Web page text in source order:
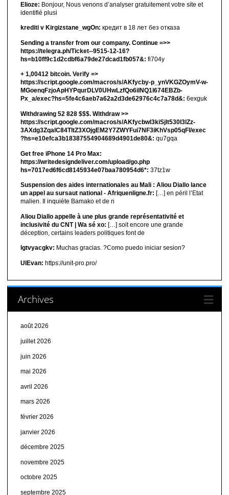
Elioze: Bonjour, Nous venons d’analyser gratuitement votre site et
identifié plusi
krediti v Kirgizstane_wgOn: кредит в 18 лет без отказа
Sending a transfer from our company. Continue =>>
https://telegra.ph/Ticket--9515-12-16?
hs=b10ff9c1d2cdbf6a79de27dcad1fb057&: fi704y
+ 1,00412 bitсоin. Verify =>
https://script.google.com/macros/s/AKfycby-p_ynVKGZOymV-w-
MGoenqFzjoApHYPqurDLV0UHwLzfQo6ilNQ1l674EBZb-
Px_a/exec?hs=5fe4c6aeb7a62a2d3de62976c4c7a78d&: 6exguk
Withdrawing 52 828 $$$. Withdrаw >>
https://script.google.com/macros/s/AKfycbwl3kiSjlt530I3lZz-
3AXdg3ZqalC84TltZ3XOjgEM2Y7ZWYFui7NF3iKhVsp05qFl/exec
?hs=e10efca3b18387554904689d4901de80&: qu7gqa
Get free iPhone 14 Pro Max:
https://writedesigndeliver.com/upload/go.php
hs=7017ed6f6cd8145934e07baa780954d6*: 37tz1w
Suspension des aides internationales au Mali : Aliou Diallo lance
un appel au sursaut national - Afriquenligne.fr: […] en péril l’Etat
malien. Il inquiète Bamako et de n
Aliou Diallo appelle à une plus grande représentativité et
inclusivité du CNT | Wa sé xo: […] soit encore une grande
déception, certains leaders politiques font de
lgtvyacgkv: Muchas gracias. ?Como puedo iniciar sesion?
UIEvan: https://unit-pro.pro/
Archives
août 2026
juillet 2026
juin 2026
mai 2026
avril 2026
mars 2026
février 2026
janvier 2026
décembre 2025
novembre 2025
octobre 2025
septembre 2025